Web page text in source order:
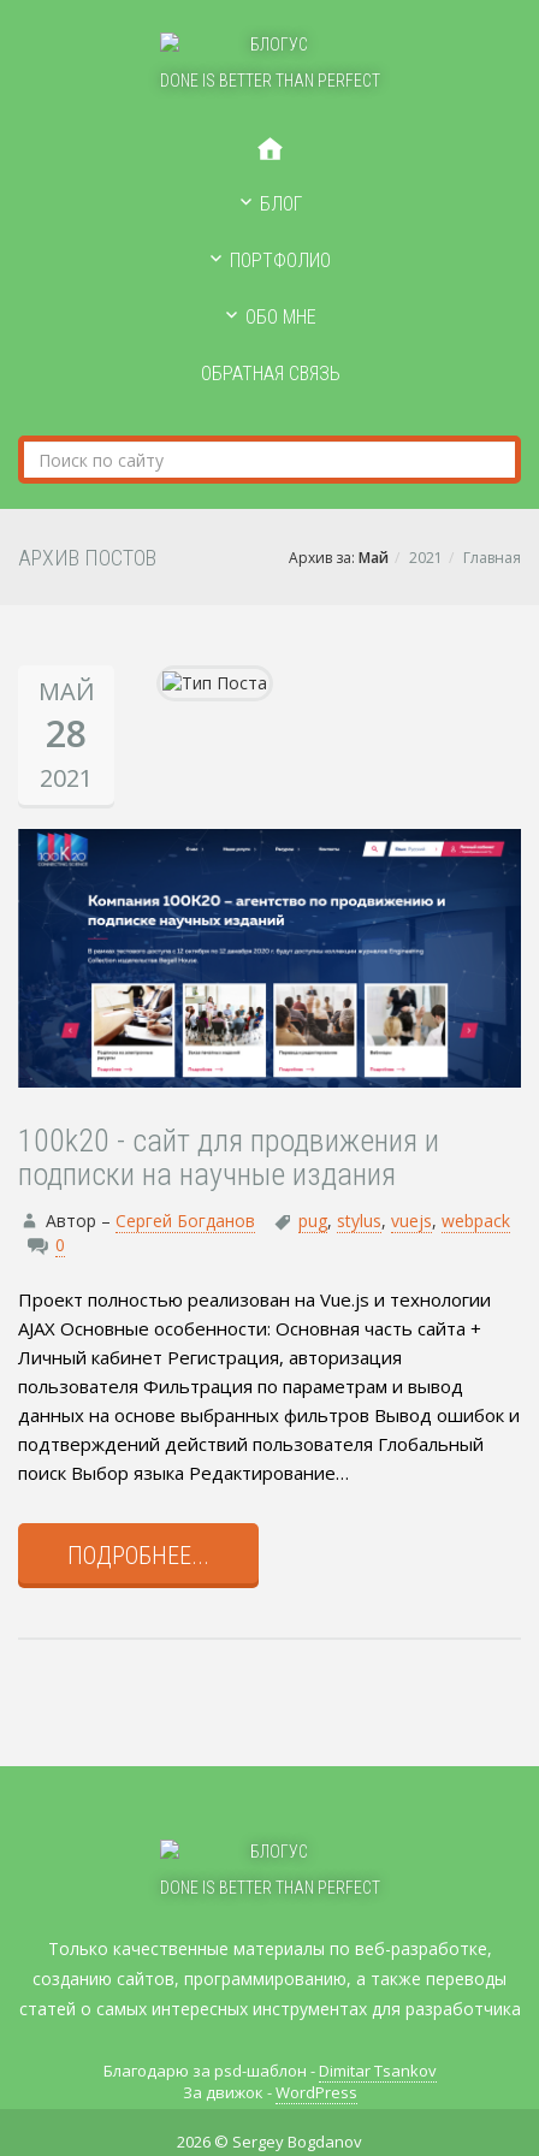
DONE IS BETTER THAN PERFECT
БЛОГ
ПОРТФОЛИО
ОБО МНЕ
ОБРАТНАЯ СВЯЗЬ
АРХИВ ПОСТОВ Архив за: Май 2021 Главная
МАЙ
28
2021
100k20 - сайт для продвижения и
подписки на научные издания
Автор – Сергей Богданов pug, stylus, vuejs, webpack
0
Проект полностью реализован на Vue.js и технологии
AJAX Основные особенности: Основная часть сайта +
Личный кабинет Регистрация, авторизация
пользователя Фильтрация по параметрам и вывод
данных на основе выбранных фильтров Вывод ошибок и
подтверждений действий пользователя Глобальный
поиск Выбор языка Редактирование…
ПОДРОБНЕЕ...
DONE IS BETTER THAN PERFECT
Только качественные материалы по веб-разработке,
созданию сайтов, программированию, а также переводы
статей о самых интересных инструментах для разработчика
Благодарю за psd-шаблон - Dimitar Tsankov
За движок -WordPress
2026 © Sergey Bogdanov